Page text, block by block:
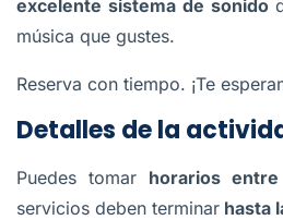
excelente sistema de sonido
música que gustes.
Reserva con tiempo. ¡Te
Detalles de la
Puedes tomar horarios
servicios deben terminar hasta